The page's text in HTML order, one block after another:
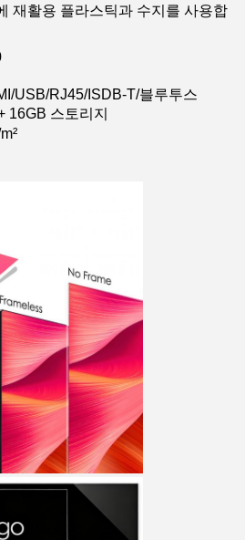
재활용 플라스틱과 수지를 사용합
USB/RJ45/ISDB-T/블루투스
16GB 스토리지